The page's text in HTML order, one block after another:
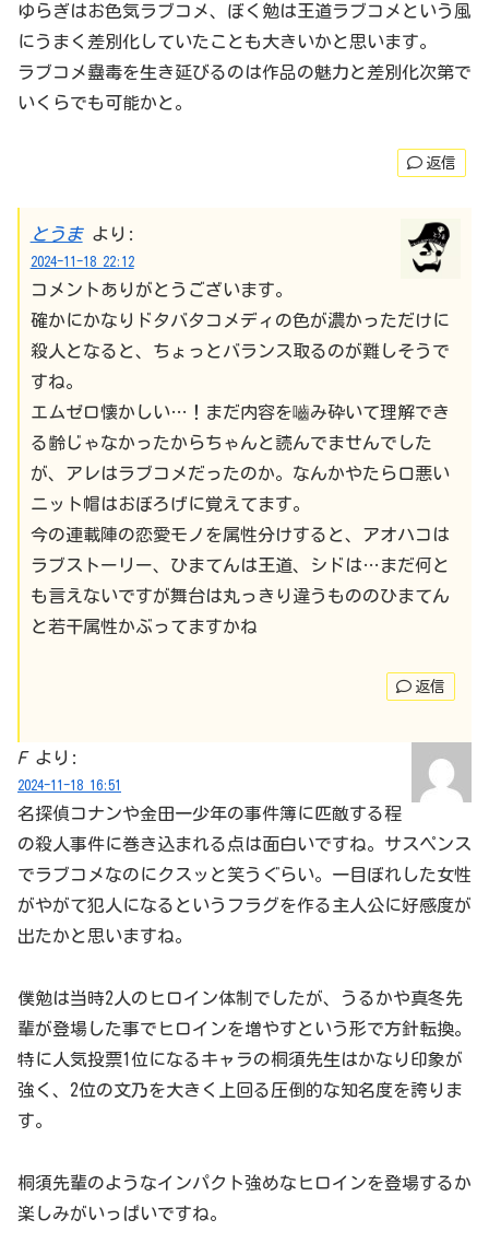
ゆらぎはお色気ラブコメ、ぼく勉は王道ラブコメという風
にうまく差別化していたことも大きいかと思います。
ラブコメ蠱毒を生き延びるのは作品の魅力と差別化次第で
いくらでも可能かと。
返信
とうま より:
2024-11-18 22:12
コメントありがとうございます。
確かにかなりドタバタコメディの色が濃かっただけに
殺人となると、ちょっとバランス取るのが難しそうで
すね。
エムゼロ懐かしい…！まだ内容を嚙み砕いて理解でき
る齢じゃなかったからちゃんと読んでませんでした
が、アレはラブコメだったのか。なんかやたら口悪い
ニット帽はおぼろげに覚えてます。
今の連載陣の恋愛モノを属性分けすると、アオハコは
ラブストーリー、ひまてんは王道、シドは…まだ何と
も言えないですが舞台は丸っきり違うもののひまてん
と若干属性かぶってますかね
返信
F より:
2024-11-18 16:51
名探偵コナンや金田一少年の事件簿に匹敵する程
の殺人事件に巻き込まれる点は面白いですね。サスペンス
でラブコメなのにクスッと笑うぐらい。一目ぼれした女性
がやがて犯人になるというフラグを作る主人公に好感度が
出たかと思いますね。
僕勉は当時2人のヒロイン体制でしたが、うるかや真冬先
輩が登場した事でヒロインを増やすという形で方針転換。
特に人気投票1位になるキャラの桐須先生はかなり印象が
強く、2位の文乃を大きく上回る圧倒的な知名度を誇りま
す。
桐須先輩のようなインパクト強めなヒロインを登場するか
楽しみがいっぱいですね。